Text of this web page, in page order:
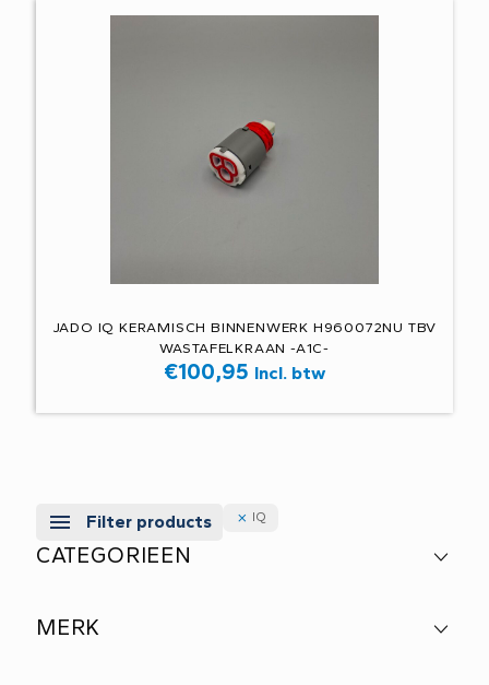
JADO IQ KERAMISCH BINNENWERK H960072NU TBV
WASTAFELKRAAN -A1C-
€100,95 Incl. btw
Filter products IQ
CATEGORIEEN
MERK